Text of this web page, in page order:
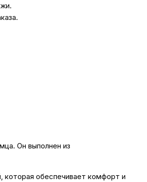
Он выполнен из
которая обеспечивает комфорт и